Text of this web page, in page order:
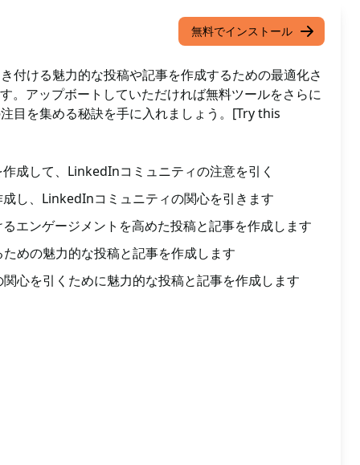
無料でインストール
付ける魅力的な投稿や記事を作成するための最適化さ
。アップボートしていただければ無料ツールをさらに
目を集める秘訣を手に入れましょう。[Try this
成して、LinkedInコミュニティの注意を引く
し、LinkedInコミュニティの関心を引きます
エンゲージメントを高めた投稿と記事を作成します
めの魅力的な投稿と記事を作成します
心を引くために魅力的な投稿と記事を作成します